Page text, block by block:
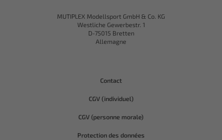
MUTIPLEX Modellsport GmbH & Co. KG
Westliche Gewerbestr. 1
D-75015 Bretten
Allemagne
Contact
CGV (individuel)
CGV (personne morale)
Protection des données